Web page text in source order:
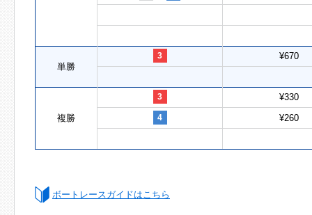
単勝
3 ¥670
複勝
3 ¥330
4 ¥260
ボートレースガイドはこちら